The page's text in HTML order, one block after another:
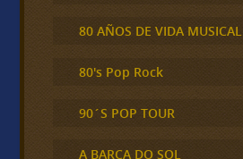
80 AÑOS DE VIDA MUSICAL
80's Pop Rock
90´S POP TOUR
A BARCA DO SOL